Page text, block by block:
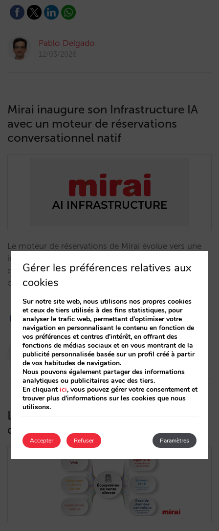
Pablo Delgado
12/03/2026
Mirai inaugure son Infrastructure IA
avec un moteur de réservations
conversationnel natif
Le moteur de réservations de Mirai évolue vers une
interface conversationnelle native. Découvrez
comment Mirai AI Infrastructure élimine la friction et
conclut des ventes via chat, voix ou WhatsApp.…
Pablo Delgado
12/03/2026
Les 6 piliers de l’écosystème de vente
directe propulsé par l’IA
Gérer les préférences relatives aux
cookies
Sur notre site web, nous utilisons nos propres cookies
et ceux de tiers utilisés à des fins statistiques, pour
analyser le trafic web, permettant d'optimiser votre
navigation en personnalisant le contenu en fonction de
vos préférences et centres d'intérêt, en offrant des
fonctions de médias sociaux et en vous montrant de la
publicité personnalisée basée sur un profil créé à partir
de vos habitudes de navigation.
Nous pouvons également partager des informations
analytiques ou publicitaires avec des tiers.
En cliquantici, vous pouvez gérer votre consentement et
trouver plus d'informations sur les cookies que nous
utilisons.
Accepter Paramètres
Refuser